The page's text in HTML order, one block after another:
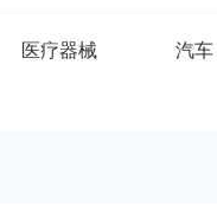
医疗器械 汽车